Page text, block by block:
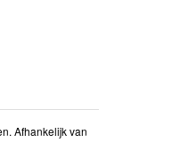
Afhankelijk van